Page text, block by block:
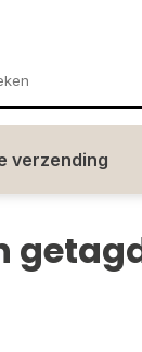
verzending